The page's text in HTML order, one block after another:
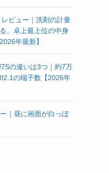
ビュー｜洗剤の計量
、卓上最上位の中身
年最新】
の違いは3つ｜約7万
の端子数【2026年
｜昼に画面が白っぽ